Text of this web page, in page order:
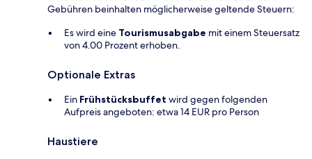
Gebühren beinhalten möglicherweise geltende Steuern:
Es wird eine Tourismusabgabe mit einem Steuersatz
von 4.00 Prozent erhoben.
Optionale Extras
Ein Frühstücksbuffet wird gegen folgenden
Aufpreis angeboten: etwa 14 EUR pro Person
Haustiere